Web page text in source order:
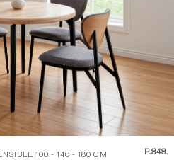
100 - 140 - 180 CM
P.848.